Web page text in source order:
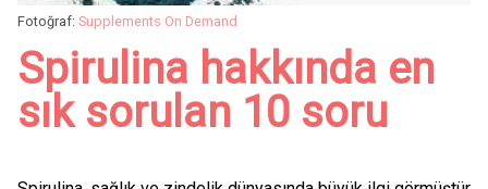
Fotoğraf: Supplements On Demand
Spirulina hakkında en
sık sorulan 10 soru